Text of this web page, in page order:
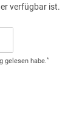
verfügbar ist.
gelesen habe.*